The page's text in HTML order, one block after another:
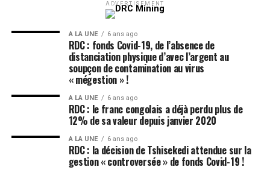
ADVERTISEMENT
A LA UNE 6 ans ago
RDC : fonds Covid-19, de l’absence de
distanciation physique d’avec l’argent au
soupçon de contamination au virus
« mégestion » !
A LA UNE 6 ans ago
RDC : le franc congolais a déjà perdu plus de
12% de sa valeur depuis janvier 2020
A LA UNE 6 ans ago
RDC : la décision de Tshisekedi attendue sur la
gestion « controversée » de fonds Covid-19 !